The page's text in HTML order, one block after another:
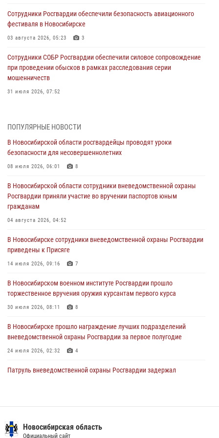
Сотрудники Росгвардии обеспечили безопасность авиационного
фестиваля в Новосибирске
03 августа 2026, 05:23 3
Сотрудники СОБР Росгвардии обеспечили силовое сопровождение
при проведении обысков в рамках расследования серии
мошенничеств
31 июля 2026, 07:52
При силовой поддержке бойцов ОМОН и СОБР Росгвардии
пресечена деятельность группы лиц, причастных к мошенничеству
29 июля 2026, 05:19
В Новосибирске сотрудниками вневедомственной охраны
Росгвардии задержан гражданин, находящийся в розыске
В Новосибирске военнослужащие отряда спецназа «Ермак»
Росгвардии провели занятия по беспарашютному десантированию
В Новосибирске военнослужащие Росгвардии почтили память детей
– жертв войны в Донбассе
ПОПУЛЯРНЫЕ НОВОСТИ
В Новосибирской области росгвардейцы проводят уроки
безопасности для несовершеннолетних
08 июля 2026, 06:01 8
В Новосибирской области сотрудники вневедомственной охраны
Росгвардии приняли участие во вручении паспортов юным
гражданам
04 августа 2026, 04:52
В Новосибирске сотрудники вневедомственной охраны Росгвардии
приведены к Присяге
14 июля 2026, 09:16 7
В Новосибирском военном институте Росгвардии прошло
торжественное вручения оружия курсантам первого курса
30 июля 2026, 08:11 8
В Новосибирске прошло награждение лучших подразделений
вневедомственной охраны Росгвардии за первое полугодие
24 июля 2026, 02:32 4
Патруль вневедомственной охраны Росгвардии задержал
Росгвардии задержаны лица, находящихся в розыске
Новосибирская область
Официальный сайт